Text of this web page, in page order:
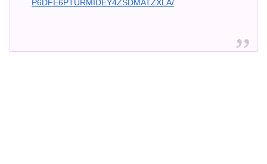
P6DFE6PTURMIDEY4ZSDMATZXLA/